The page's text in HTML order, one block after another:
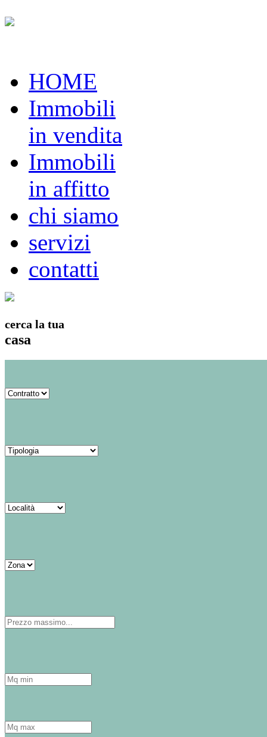
HOME
Immobili
in vendita
Immobili
in affitto
chi siamo
servizi
contatti
cerca la tua
casa